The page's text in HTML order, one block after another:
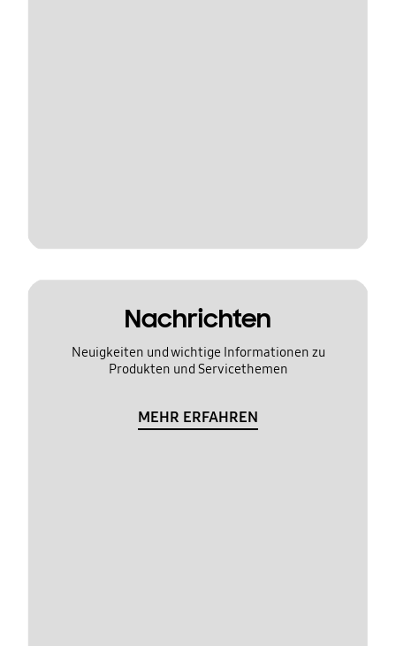
Nachrichten
Neuigkeiten und wichtige Informationen zu
Produkten und Servicethemen
MEHR ERFAHREN